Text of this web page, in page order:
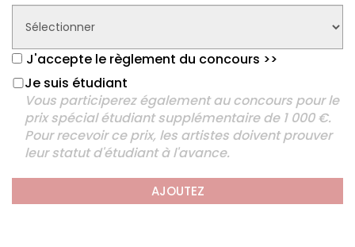
J'accepte le règlement du concours >>
Je suis étudiant
Vous participerez également au concours pour le
prix spécial étudiant supplémentaire de 1 000 €.
Pour recevoir ce prix, les artistes doivent prouver
leur statut d'étudiant à l'avance.
AJOUTEZ